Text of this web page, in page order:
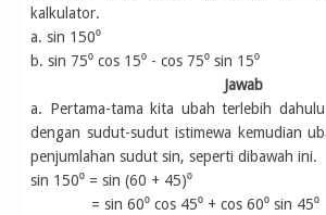
kalkulator.
a. sin 150⁰
b. sin 75⁰ cos 15⁰ - cos 75⁰ sin 15⁰
Jawab
a. Pertama-tama kita ubah terlebih
dengan sudut-sudut istimewa kemudian
penjumlahan sudut sin, seperti dibawah ini.
sin 150⁰ = sin (60 + 45)⁰
= sin 60⁰ cos 45⁰ + cos 60⁰ sin 45⁰